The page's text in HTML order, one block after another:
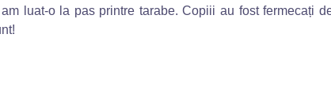
luat-o la pas printre tarabe. Copiii au fost fermecați